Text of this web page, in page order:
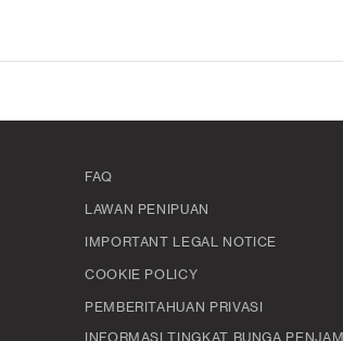
FAQ
LAWAN PENIPUAN
IMPORTANT LEGAL NOTICE
COOKIE POLICY
PEMBERITAHUAN PRIVASI
INFORMASI TINGKAT BUNGA